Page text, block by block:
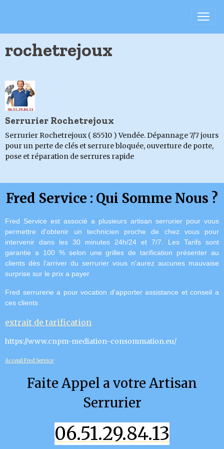
rochetrejoux
Serrurier Rochetrejoux
Serrurier Rochetrejoux ( 85510 ) Vendée. Dépannage 7/7 jours
pour un perte de clés et serrure bloquée, ouverture de porte,
pose et réparation de serrures rapide
Fred Service : Qui Somme Nous ?
Fred Service est associé a plusieurs artisan serrurier pour vous
permettre d'obtenir un technicien proche de chez vous pour
intervenir dans les 30 minutes 24h/24 et 7/7. Les Tarifs sont
garantie a 100 % selon une grilles de tarification présenter au
clients dès l'arriver du serrurier vous n'aurez aucunes mauvaise
surprise sur le prix a payer
Fred serrurerie a pour vocation d'apporter assistance et conseil a
ces clients
extrait de tarification
https://www.cnpm-mediation-consommation.eu/
Acceuil Fred Service
Faite Appel a votre Artisan
Serrurier
06.51.29.84.13